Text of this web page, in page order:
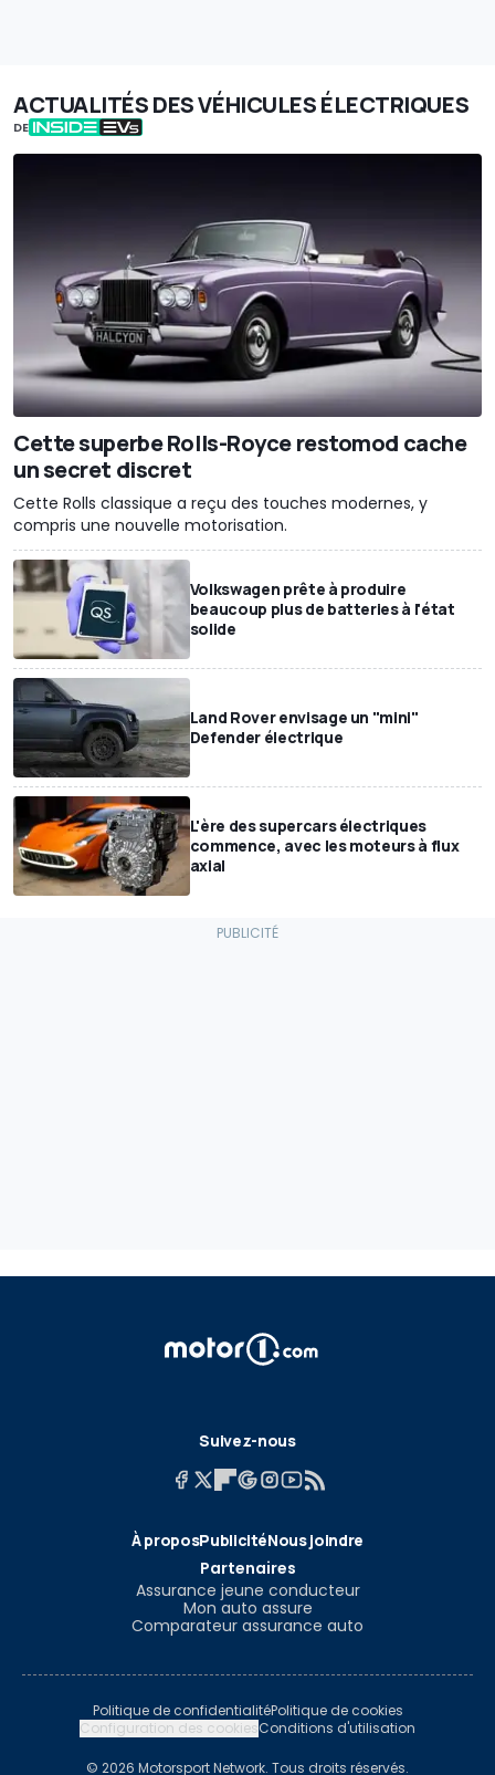
ACTUALITÉS DES VÉHICULES ÉLECTRIQUES
DE
Cette superbe Rolls-Royce restomod cache
un secret discret
Cette Rolls classique a reçu des touches modernes, y
compris une nouvelle motorisation.
Volkswagen prête à produire
beaucoup plus de batteries à l'état
solide
Land Rover envisage un "mini"
Defender électrique
L'ère des supercars électriques
commence, avec les moteurs à flux
axial
Suivez-nous
À proposPublicitéNous joindre
Partenaires
Assurance jeune conducteur
Mon auto assure
Comparateur assurance auto
Politique de confidentialitéPolitique de cookies
Configuration des cookiesConditions d'utilisation
© 2026 Motorsport Network. Tous droits réservés.